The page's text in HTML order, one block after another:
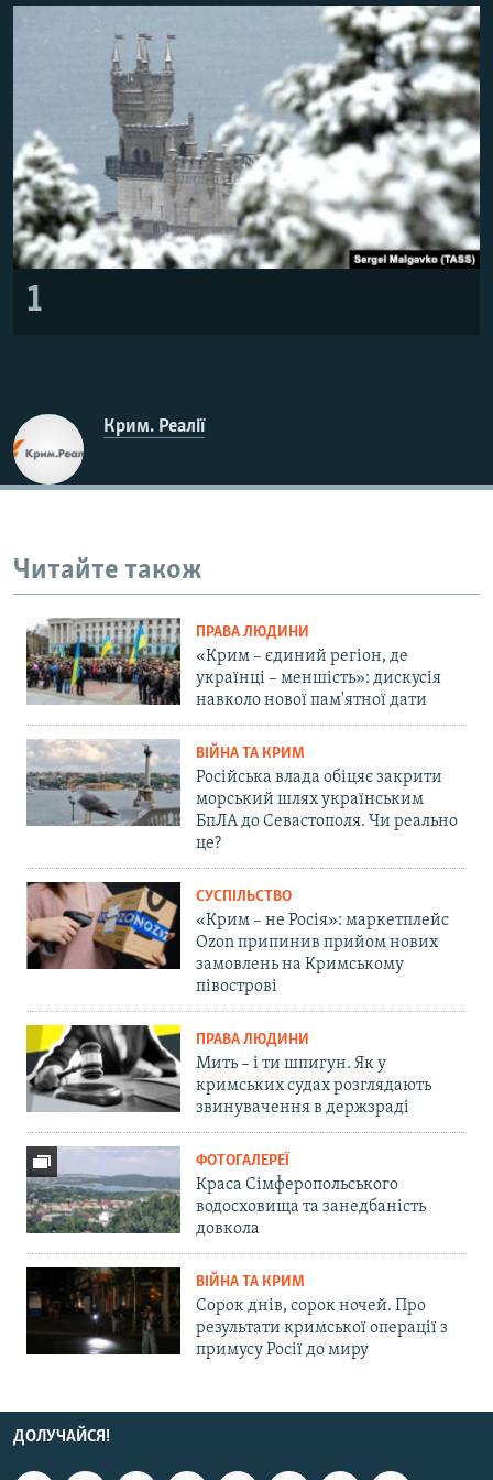
СВІДЧЕННЯ ОКУПАЦІЇ
УКРАЇНСЬКА ПРОБЛЕМА КРИМУ
ІНФОГРАФІКА
ДОЛУЧАЙСЯ!
Усі сайти RFE/RL
1
Крим. Реалії
Читайте також
ПРАВА ЛЮДИНИ
«Крим – єдиний регіон, де
українці – меншість»: дискусія
навколо нової пам'ятної дати
ВІЙНА ТА КРИМ
Російська влада обіцяє закрити
морський шлях українським
БпЛА до Севастополя. Чи реально
це?
СУСПІЛЬСТВО
«Крим – не Росія»: маркетплейс
Ozon припинив прийом нових
замовлень на Кримському
півострові
ПРАВА ЛЮДИНИ
Мить – і ти шпигун. Як у
кримських судах розглядають
звинувачення в держзраді
ФОТОГАЛЕРЕЇ
Краса Сімферопольського
водосховища та занедбаність
довкола
ВІЙНА ТА КРИМ
Сорок днів, сорок ночей. Про
результати кримської операції з
примусу Росії до миру
ДОЛУЧАЙСЯ!